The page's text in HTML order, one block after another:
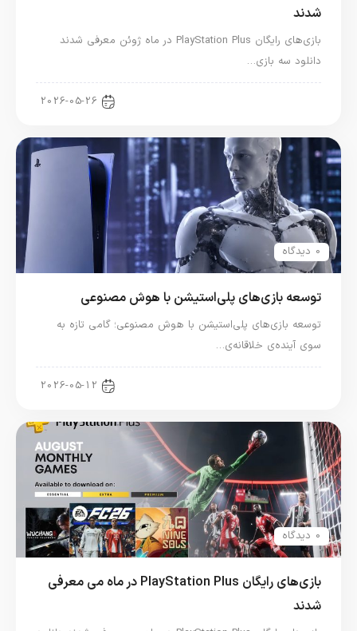
شدند
بازی‌های رایگان PlayStation Plus در ماه ژوئن معرفی شدند
دانلود سه بازی…
2026-05-26
0 دیدگاه
توسعه بازی‌های پلی‌استیشن با هوش مصنوعی
توسعه بازی‌های پلی‌استیشن با هوش مصنوعی؛ گامی تازه به
سوی آینده‌ی خلاقانه‌ی…
2026-05-12
0 دیدگاه
بازی‌های رایگان PlayStation Plus در ماه می معرفی
شدند